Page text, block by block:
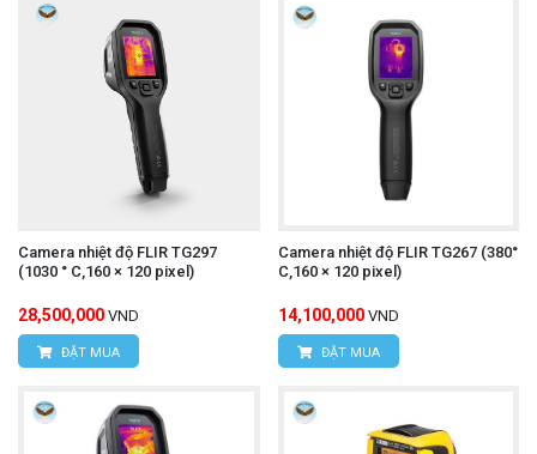
Camera nhiệt độ FLIR TG297
(1030 ° C,160 × 120 pixel)
28,500,000 VND
ĐẶT MUA
Camera nhiệt độ FLIR TG267 (380°
C,160 × 120 pixel)
14,100,000 VND
ĐẶT MUA